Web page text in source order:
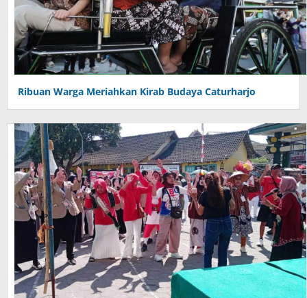
Ribuan Warga Meriahkan Kirab Budaya Caturharjo